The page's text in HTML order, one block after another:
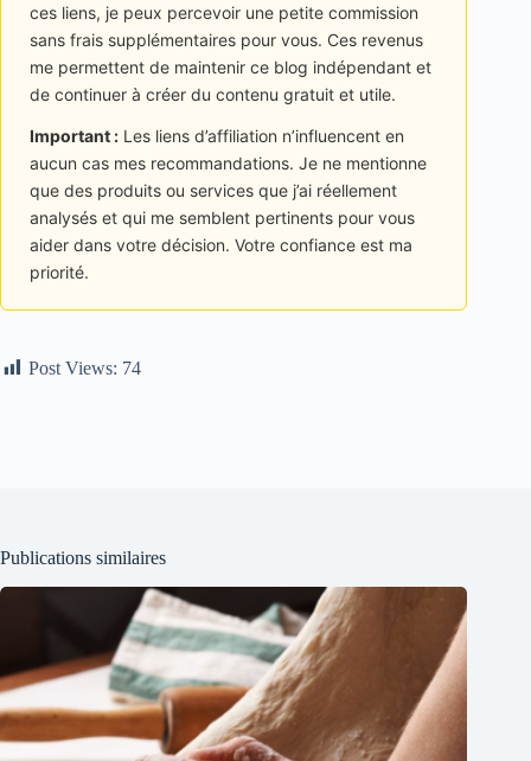
ces liens, je peux percevoir une petite commission
sans frais supplémentaires pour vous. Ces revenus
me permettent de maintenir ce blog indépendant et
de continuer à créer du contenu gratuit et utile.
Important : Les liens d’affiliation n’influencent en
aucun cas mes recommandations. Je ne mentionne
que des produits ou services que j’ai réellement
analysés et qui me semblent pertinents pour vous
aider dans votre décision. Votre confiance est ma
priorité.
Post Views: 74
Publications similaires